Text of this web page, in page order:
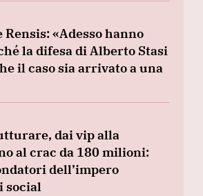
Rensis: «Adesso hanno
la difesa di Alberto Stasi
il caso sia arrivato a una
dai vip alla
al crac da 180 milioni:
dell’impero
social